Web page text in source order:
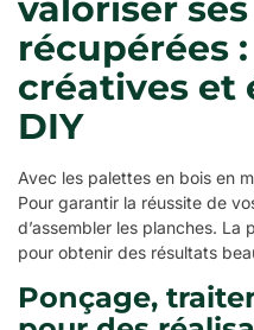
valoriser
récupérées
créatives et
DIY
Avec les palettes en bois en
Pour garantir la réussite de
d’assembler les planches.
pour obtenir des résultats
Ponçage,